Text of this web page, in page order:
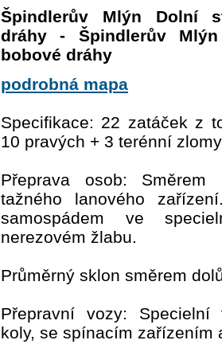
Špindlerův Mlýn Dolní
dráhy - Špindlerův
bobové dráhy
podrobná mapa
Specifikace: 22 zatáček z
10 pravých + 3 terénní zlomy
Přeprava osob: Směrem
tažného lanového
samospádem ve
nerezovém žlabu.
Průměrný sklon směrem
Přepravní vozy:
koly, se spínacím zařízením